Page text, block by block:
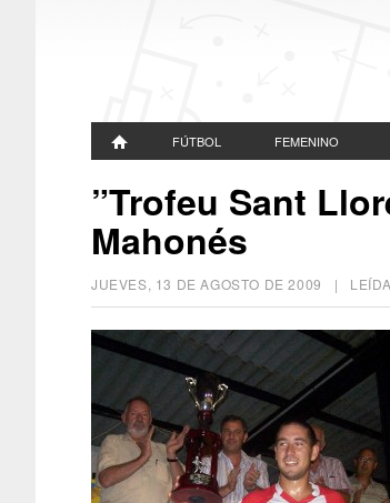
FÚTBOL FEMENINO
”Trofeu Sant
Mahonés
JUEVES, 13 DE AGOSTO DE 2009 |